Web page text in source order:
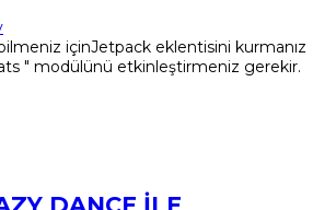
içinJetpack eklentisini kurmanız
" modülünü etkinleştirmeniz gerekir.